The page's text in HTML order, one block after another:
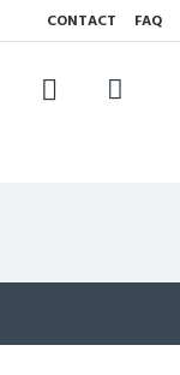
CONTACT FAQ